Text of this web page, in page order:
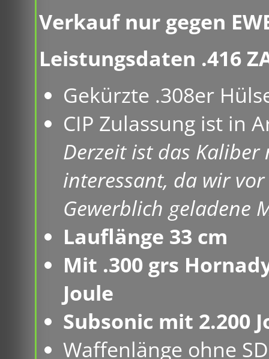
Verkauf nur gegen
Leistungsdaten .416
Gekürzte .308er
CIP Zulassung ist in
Derzeit ist das
interessant, da wir
Gewerblich geladene
Lauflänge 33 cm
Mit .300 grs
Joule
Subsonic mit 2.200
Waffenlänge ohne